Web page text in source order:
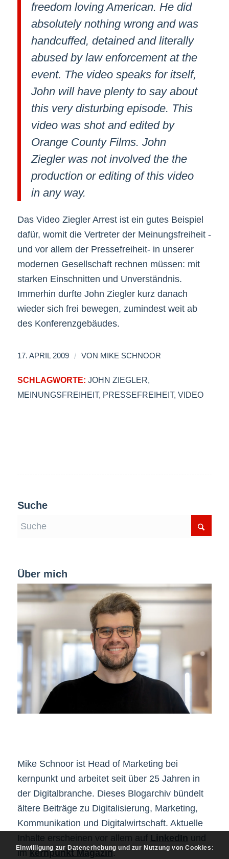
freedom loving American. He did
absolutely nothing wrong and was
handcuffed, detained and literally
abused by law enforcement at the
event. The video speaks for itself,
John will have plenty to say about
this very disturbing episode. This
video was shot and edited by
Orange County Films. John
Ziegler was not involved the the
production or editing of this video
in any way.
Das Video Ziegler Arrest ist ein gutes Beispiel
dafür, womit die Vertreter der Meinungsfreiheit -
und vor allem der Pressefreiheit- in unserer
modernen Gesellschaft rechnen müssen: mit
starken Einschnitten und Unverständnis.
Immerhin durfte John Ziegler kurz danach
wieder sich frei bewegen, zumindest weit ab
des Konferenzgebäudes.
17. APRIL 2009 / VON MIKE SCHNOOR
SCHLAGWORTE: JOHN ZIEGLER,
MEINUNGSFREIHEIT, PRESSEFREIHEIT, VIDEO
Suche
Über mich
Mike Schnoor ist Head of Marketing bei
kernpunkt und arbeitet seit über 25 Jahren in
der Digitalbranche. Dieses Blogarchiv bündelt
ältere Beiträge zu Digitalisierung, Marketing,
Kommunikation und Digitalwirtschaft. Aktuelle
Inhalte erscheinen vor allem auf LinkedIn und
imkernpunkt Magazin.
Einwilligung zur Datenerhebung und zur Nutzung von Cookies :